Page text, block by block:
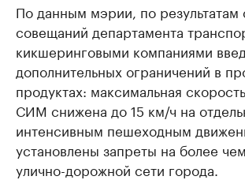
По данным мэрии, по результатам
совещаний департамента
кикшеринговыми компаниями
дополнительных ограничений в
продуктах: максимальная
СИМ снижена до 15 км/ч на
интенсивным пешеходным
установлены запреты на более
улично-дорожной сети города.